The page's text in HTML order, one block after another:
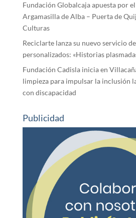
Fundación Globalcaja apuesta por
Argamasilla de Alba – Puerta de
Culturas
Reciclarte lanza su nuevo servicio
personalizados: «Historias
Fundación Cadisla inicia en
limpieza para impulsar la inclusión
con discapacidad
Publicidad